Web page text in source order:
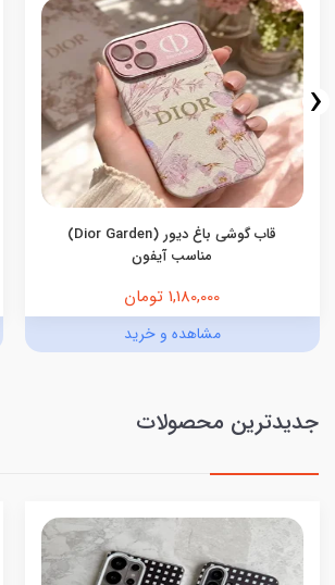
قاب گوشی باغ دیور (Dior Garden)
مناسب آیفون
1,180,000 تومان
مشاهده و خرید
‹
جدیدترین محصولات